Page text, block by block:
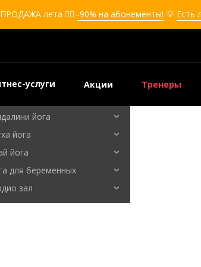
лета ❤️‍🔥 -90% на абонементы! 💡 Есть
услуги
для девушек
для детей
для девушек
для детей
йога
йога
йога
для беременных
зал
Акции Тренеры